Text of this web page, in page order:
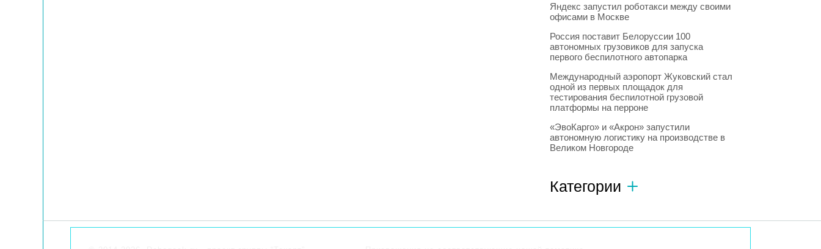
Яндекс запустил роботакси между своими
офисами в Москве
Россия поставит Белоруссии 100
автономных грузовиков для запуска
первого беспилотного автопарка
Международный аэропорт Жуковский стал
одной из первых площадок для
тестирования беспилотной грузовой
платформы на перроне
«ЭвоКарго» и «Акрон» запустили
автономную логистику на производстве в
Великом Новгороде
Категории